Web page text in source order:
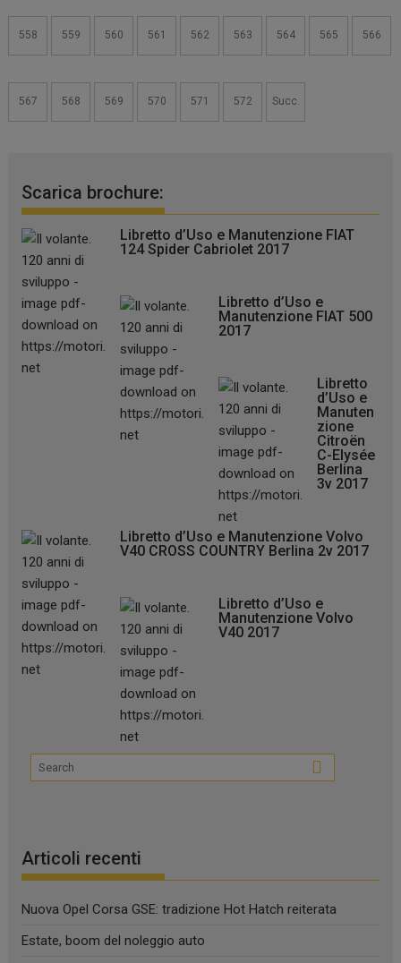
558 559 560 561 562 563 564 565 566
567 568 569 570 571 572 Succ.
Scarica brochure:
Libretto d’Uso e Manutenzione FIAT
124 Spider Cabriolet 2017
Libretto d’Uso e
Manutenzione FIAT 500
2017
Libretto
d’Uso e
Manuten
zione
Citroën
C-Elysée
Berlina
3v 2017
Libretto d’Uso e Manutenzione Volvo
V40 CROSS COUNTRY Berlina 2v 2017
Libretto d’Uso e
Manutenzione Volvo
V40 2017
Articoli recenti
Nuova Opel Corsa GSE: tradizione Hot Hatch reiterata
Estate, boom del noleggio auto